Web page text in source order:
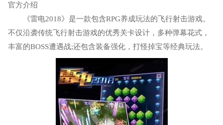
官方介绍
《雷电2018》是一款包含RPG养成玩法的飞行射击游戏。
不仅沿袭传统飞行射击游戏的优秀关卡设计，多种弹幕花式，
丰富的BOSS遭遇战;还包含装备强化，打怪掉宝等经典玩法。